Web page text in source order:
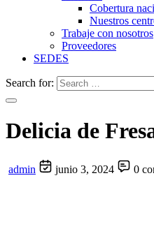
Cobertura
Nuestros
Trabaje con nosotros
Proveedores
SEDES
Search for:
Delicia de
admin junio 3, 2024 0